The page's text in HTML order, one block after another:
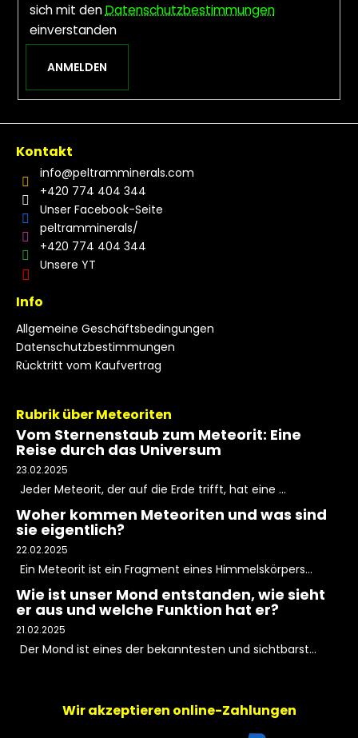
sich mit denDatenschutzbestimmungen
einverstanden
ANMELDEN
Kontakt
info@peltramminerals.com
+420 774 404 344
Unser Facebook-Seite
peltramminerals/
+420 774 404 344
Unsere YT
Info
Allgemeine Geschäftsbedingungen
Datenschutzbestimmungen
Rücktritt vom Kaufvertrag
Rubrik über Meteoriten
Vom Sternenstaub zum Meteorit: Eine
Reise durch das Universum
23.02.2025
Jeder Meteorit, der auf die Erde trifft, hat eine ...
Woher kommen Meteoriten und was sind
sie eigentlich?
22.02.2025
Ein Meteorit ist ein Fragment eines Himmelskörpers...
Wie ist unser Mond entstanden, wie sieht
er aus und welche Funktion hat er?
21.02.2025
Der Mond ist eines der bekanntesten und sichtbarst...
Wir akzeptieren online-Zahlungen